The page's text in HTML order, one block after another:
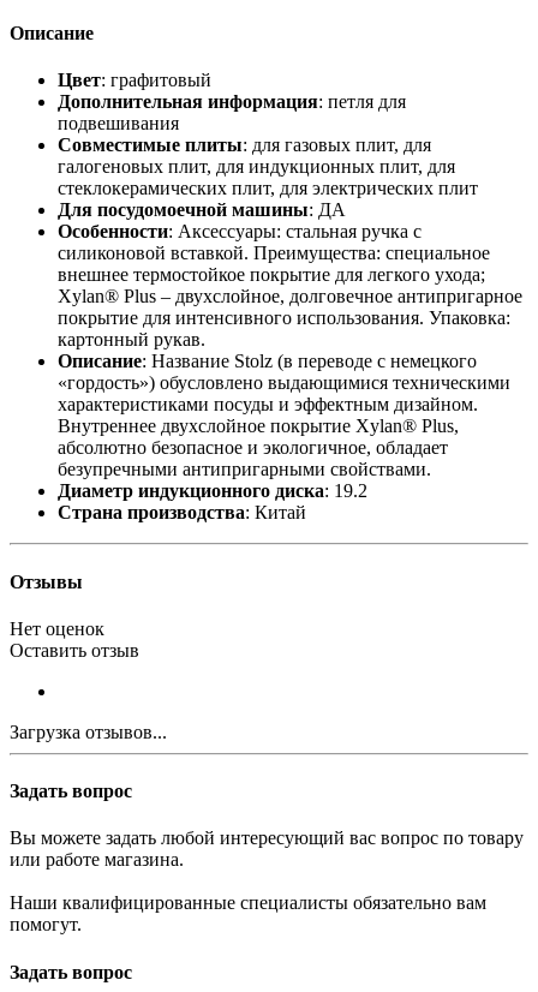
Описание
Цвет: графитовый
Дополнительная информация: петля для
подвешивания
Совместимые плиты: для газовых плит, для
галогеновых плит, для индукционных плит, для
стеклокерамических плит, для электрических плит
Для посудомоечной машины: ДА
Особенности: Аксессуары: стальная ручка с
силиконовой вставкой. Преимущества: специальное
внешнее термостойкое покрытие для легкого ухода;
Xylan® Plus – двухслойное, долговечное антипригарное
покрытие для интенсивного использования. Упаковка:
картонный рукав.
Описание: Название Stolz (в переводе с немецкого
«гордость») обусловлено выдающимися техническими
характеристиками посуды и эффектным дизайном.
Внутреннее двухслойное покрытие Xylan® Plus,
абсолютно безопасное и экологичное, обладает
безупречными антипригарными свойствами.
Диаметр индукционного диска: 19.2
Страна производства: Китай
Отзывы
Нет оценок
Оставить отзыв
Загрузка отзывов...
Задать вопрос
Вы можете задать любой интересующий вас вопрос по товару
или работе магазина.
Наши квалифицированные специалисты обязательно вам
помогут.
Задать вопрос